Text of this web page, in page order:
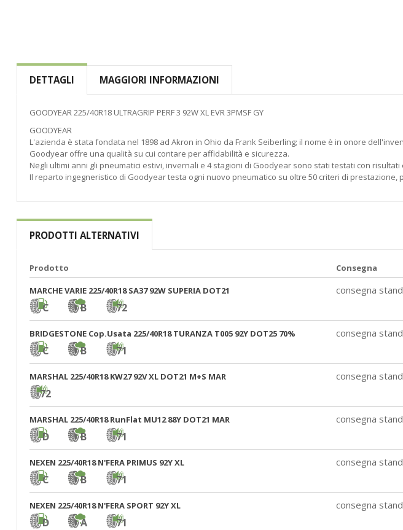
DETTAGLI MAGGIORI INFORMAZIONI
GOODYEAR 225/40R18 ULTRAGRIP PERF 3 92W XL EVR 3PMSF GY
GOODYEAR
L'azienda è stata fondata nel 1898 ad Akron in Ohio da Frank Seiberling; il nome è in onore
Goodyear offre una qualità su cui contare per affidabilità e sicurezza.
Negli ultimi anni gli pneumatici estivi, invernali e 4 stagioni di Goodyear sono stati testati con
Il reparto ingegneristico di Goodyear testa ogni nuovo pneumatico su oltre 50 criteri di
PRODOTTI ALTERNATIVI
Prodotto Consegna
MARCHE VARIE 225/40R18 SA37 92W SUPERIA DOT21
C B 72
consegna
BRIDGESTONE Cop.Usata 225/40R18 TURANZA T005 92Y DOT25 70%
C B 71
consegna
MARSHAL 225/40R18 KW27 92V XL DOT21 M+S MAR
72
consegna
MARSHAL 225/40R18 RunFlat MU12 88Y DOT21 MAR
D B 71
consegna
NEXEN 225/40R18 N'FERA PRIMUS 92Y XL
C B 71
consegna
NEXEN 225/40R18 N'FERA SPORT 92Y XL
D A 71
consegna